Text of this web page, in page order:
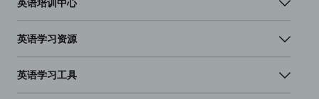
英语培训中心
英语学习资源
英语学习工具